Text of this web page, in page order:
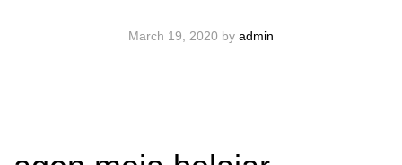
March 19, 2020 by admin